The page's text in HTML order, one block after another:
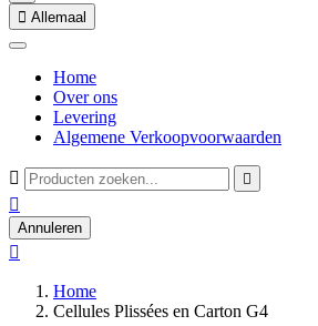
 Allemaal
Home
Over ons
Levering
Algemene Verkoopvoorwaarden
 

Annuleren

Home
Cellules Plissées en Carton G4